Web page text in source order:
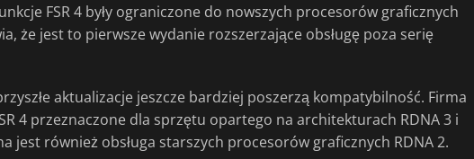
FSR 4 były ograniczone do nowszych procesorów graficznych
że jest to pierwsze wydanie rozszerzające obsługę poza serię
aktualizacje jeszcze bardziej poszerzą kompatybilność. Firma
4 przeznaczone dla sprzętu opartego na architekturach RDNA 3 i
jest również obsługa starszych procesorów graficznych RDNA 2.